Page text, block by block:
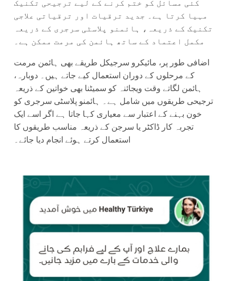
کئی مسائل کو ختم کرنے کے لیے ترجیحی تکنیک
مہیا کرتا ہے۔ جدید ترقیات اور ترقیاتی علاجی
تکنیک کے ذریعہ، ہائمنو پلاسٹی سرجری کے ذریعہ
مکمل اعتماد کے ساتھ ہائمن کی مرمت ممکن ہے۔
اضافی طور پر، مائیکرو سرجیکل طریقے بھی ہائمن مرمت
کے مرحلوں کے دوران استعمال کیے جاتے ہیں۔ دوبارہ،
ہائمن لگاتے وقت ویجائنہ کو سمیٹنا بھی خواتین کے ذریعہ
ترجیحی طریقوں میں شامل ہے۔ ہائمنو پلاسٹی سرجری کو
خون بہنے کے اعتبار سے معیاری کہا جاتا ہے اگر اسے ایک
تجربہ کار ڈاکٹر یا سرجن کے ذریعہ مناسب طریقوں کا
استعمال کرتے ہوئے انجام دیا جائے۔